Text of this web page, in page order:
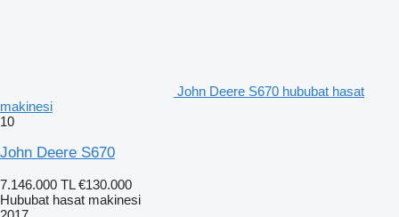
John Deere S670 hububat hasat
makinesi
10
John Deere S670
7.146.000 TL €130.000
Hububat hasat makinesi